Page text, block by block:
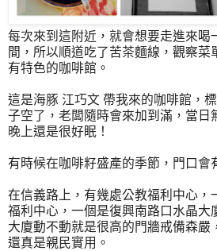
每次來到這附近，就會想要走進來喝
間，所以順道吃了苦茶麵線，觀察菜
有特色的咖啡館。
這是海豚 江巧文 帶我來的咖啡館，
子空了，老闆隨時會來加到滿，當日
晚上還是很好眠！
有時候在咖啡籽盛產的季節，門口會
在信義路上，有幾處公教福利中心，
福利中心，一個是復興南路口水晶大
大廈動不動就是很高的門牆戒備森嚴
還真是親民實用。